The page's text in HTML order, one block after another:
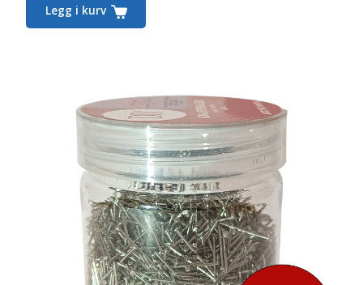
Legg i kurv